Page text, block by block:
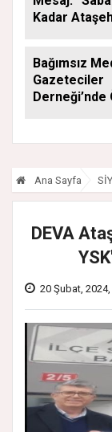
Kadar
Bağımsız
Gazeteciler
Derneği’nde
Ana Sayfa
DEVA
20 Şubat, 2024,